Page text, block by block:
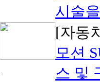
시술
[자동
모션
스 및